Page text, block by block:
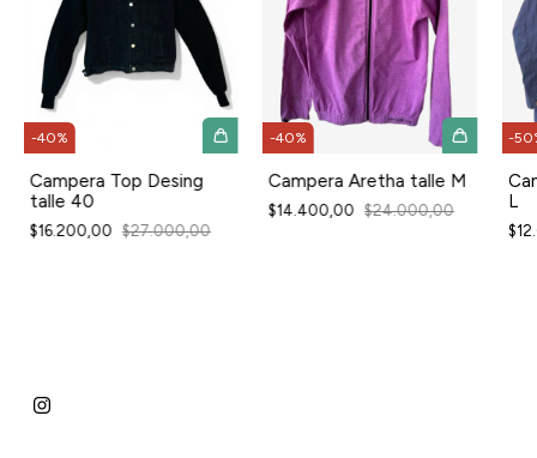
-40%
Campera Top Desing
talle 40
$16.200,00 $27.000,00
-40%
Campera Aretha talle M
$14.400,00 $24.000,00
-50
L